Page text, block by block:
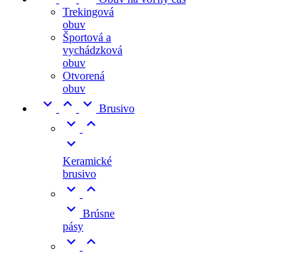
Trekingová
obuv
Športová a
vychádzková
obuv
Otvorená
obuv
   Brusivo



Keramické
brusivo


 Brúsne
pásy

